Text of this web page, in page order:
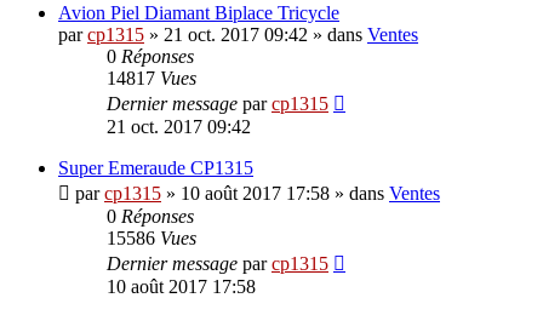
Avion Piel Diamant Biplace Tricycle
parcp1315 » 21 oct. 2017 09:42 » dans Ventes
0 Réponses
14817 Vues
Dernier message parcp1315
21 oct. 2017 09:42
Super Emeraude CP1315
parcp1315 » 10 août 2017 17:58 » dans Ventes
0 Réponses
15586 Vues
Dernier message parcp1315
10 août 2017 17:58